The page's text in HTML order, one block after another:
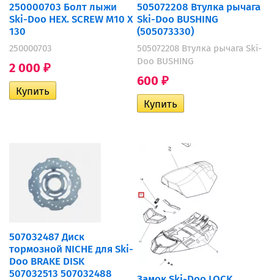
250000703 Болт лыжи
Ski-Doo HEX. SCREW M10 X
130
250000703
2 000 ₽
505072208 Втулка рычага
Ski-Doo BUSHING
(505073330)
505072208 Втулка рычага Ski-
Doo BUSHING
600 ₽
507032487 Диск
тормозной NICHE для Ski-
Doo BRAKE DISK
507032513 507032488